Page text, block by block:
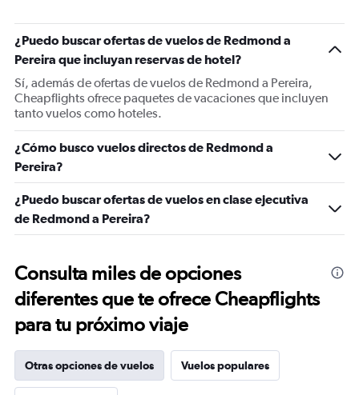
¿Puedo buscar ofertas de vuelos de Redmond a
Pereira que incluyan reservas de hotel?
Sí, además de ofertas de vuelos de Redmond a Pereira,
Cheapflights ofrece paquetes de vacaciones que incluyen
tanto vuelos como hoteles.
¿Cómo busco vuelos directos de Redmond a
Pereira?
¿Puedo buscar ofertas de vuelos en clase ejecutiva
de Redmond a Pereira?
Consulta miles de opciones
diferentes que te ofrece Cheapflights
para tu próximo viaje
Otras opciones de vuelos Vuelos populares